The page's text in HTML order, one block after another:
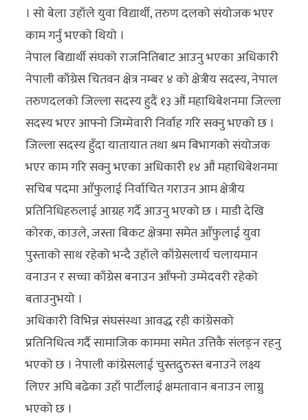
। सो बेला उहाँले युवा विद्यार्थी, तरुण दलको संयोजक भएर
काम गर्नु भएको थियो ।
नेपाल बिद्यार्थी संघको राजनितिबाट आउनु भएका अधिकारी
नेपाली काँग्रेस चितवन क्षेत्र नम्बर ४ को क्षेत्रीय सदस्य, नेपाल
तरुणदलको जिल्ला सदस्य हुदैं १३ औं महाधिबेशनमा जिल्ला
सदस्य भएर आफ्नो जिम्मेवारी निर्वाह गरि सक्नु भएको छ ।
जिल्ला सदस्य हुँदा यातायात तथा श्रम बिभागको संयोजक
भएर काम गरि सक्नु भएका अधिकारी १४ औं महाधिबेशनमा
सचिब पदमा आँफुलाई निर्वाचित गराउन आम क्षेत्रीय
प्रतिनिधिहरुलाई आग्रह गर्दै आउनु भएको छ । माडी देखि
कोरक, काउले, जस्ता बिकट क्षेत्रमा समेत आँफुलाई युवा
पुस्ताको साथ रहेको भन्दै उहाँले काँग्रेसलार्य चलायमान
वनाउन र सच्चा काँग्रेस बनाउन आँफ्नो उम्मेदवरी रहेको
बताउनुभयो ।
अधिकारी विभिन्न संघसंस्था आवद्ध रही कांग्रेसको
प्रतिनिधित्व गर्दै सामाजिक काममा समेत उत्तिकै संलङ्न रहनु
भएको छ । नेपाली कांग्रेसलाई चुस्तदुरुस्त बनाउने लक्ष्य
लिएर अघि बढेका उहाँ पार्टीलाई क्षमतावान बनाउन लाग्नु
भएको छ ।